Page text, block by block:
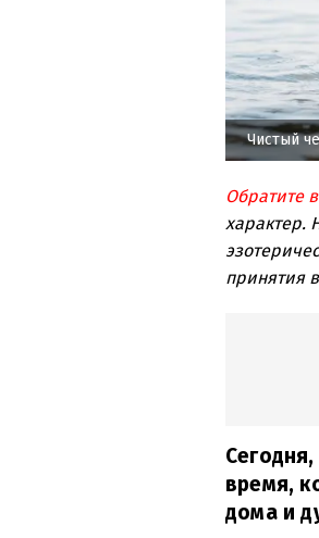
Чистый
Обратите
характер.
принятия
время,
дома и